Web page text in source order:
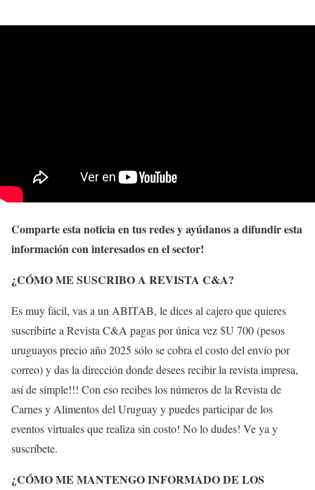
Comparte esta noticia en tus redes y ayúdanos a difundir esta
información con interesados en el sector!
¿CÓMO ME SUSCRIBO A REVISTA C&A?
Es muy fácil, vas a un ABITAB, le dices al cajero que quieres
suscribirte a Revista C&A pagas por única vez $U 700 (pesos
uruguayos precio año 2025 sólo se cobra el costo del envío por
correo) y das la dirección donde desees recibir la revista impresa,
así de simple!!! Con eso recibes los números de la Revista de
Carnes y Alimentos del Uruguay y puedes participar de los
eventos virtuales que realiza sin costo! No lo dudes! Ve ya y
suscríbete.
¿CÓMO ME MANTENGO INFORMADO DE LOS